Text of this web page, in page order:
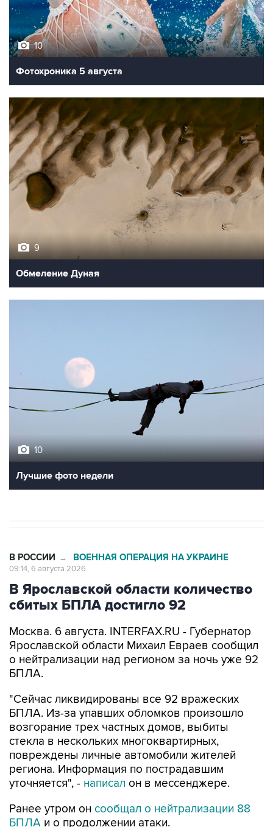
10
Фотохроника 5 августа
9
Обмеление Дуная
10
Лучшие фото недели
В РОССИИ → ВОЕННАЯ ОПЕРАЦИЯ НА УКРАИНЕ
09:14, 6 августа 2026
В Ярославской области количество
сбитых БПЛА достигло 92
Москва. 6 августа. INTERFAX.RU - Губернатор
Ярославской области Михаил Евраев сообщил
о нейтрализации над регионом за ночь уже 92
БПЛА.
"Сейчас ликвидированы все 92 вражеских
БПЛА. Из-за упавших обломков произошло
возгорание трех частных домов, выбиты
стекла в нескольких многоквартирных,
повреждены личные автомобили жителей
региона. Информация по пострадавшим
уточняется", - написал он в мессенджере.
Ранее утром он сообщал о нейтрализации 88
БПЛА и о продолжении атаки.